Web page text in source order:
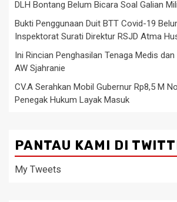
DLH Bontang Belum Bicara Soal Galian
Bukti Penggunaan Duit BTT Covid-19
Inspektorat Surati Direktur RSJD Atma
Ini Rincian Penghasilan Tenaga Medis dan
AW Sjahranie
CV.A Serahkan Mobil Gubernur Rp8,5 M
Penegak Hukum Layak Masuk
PANTAU KAMI DI
My Tweets